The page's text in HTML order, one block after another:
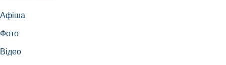
Афіша
Фото
Відео